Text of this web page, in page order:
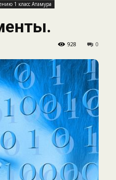
И
КАЛЕНДАРНОЕ
ПЛАНИРОВАНИЕ
1 класс Атамура
0
928